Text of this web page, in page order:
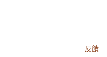
反饋